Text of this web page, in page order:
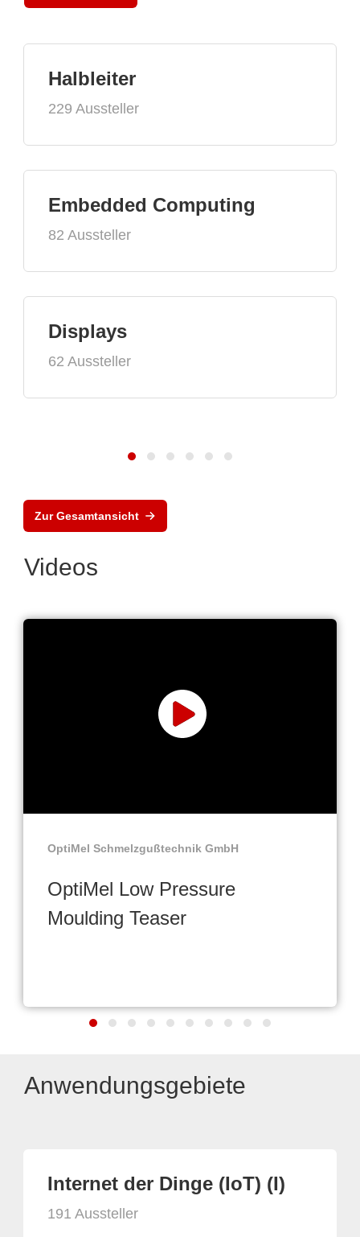
Halbleiter
229 Aussteller
Embedded Computing
82 Aussteller
Displays
62 Aussteller
Zur Gesamtansicht
Videos
OptiMel Schmelzgußtechnik GmbH
OptiMel Low Pressure
Moulding Teaser
Anwendungsgebiete
Internet der Dinge (IoT) (I)
191 Aussteller